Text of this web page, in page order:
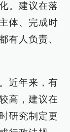
。建议在落
体、完成时
有人负责、
近年来，有
高，建议在
研究制定更